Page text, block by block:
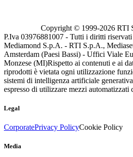
Copyright © 1999-2026 RTI
P.Iva 03976881007 - Tutti i diritti
Mediamond S.p.A. - RTI S.p.A.,
Amsterdam (Paesi Bassi) - Uffici Viale
Monzese (MI)Rispetto ai contenuti e ai
riprodotti è vietata ogni utilizzazione
sistemi di intelligenza artificiale
espresso di utilizzare mezzi automatizzati
Legal
CorporatePrivacy PolicyCookie Policy
Media